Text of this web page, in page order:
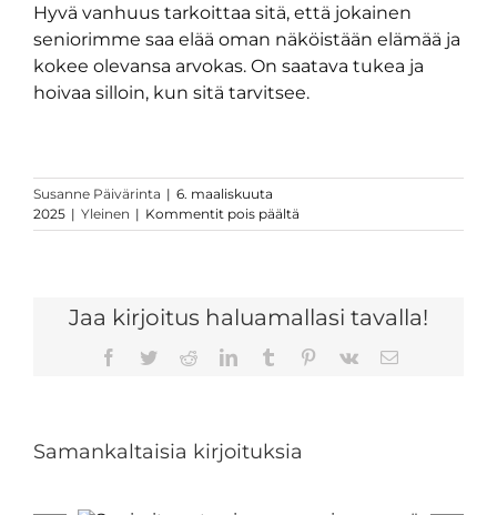
Hyvä vanhuus tarkoittaa sitä, että jokainen
seniorimme saa elää oman näköistään elämää ja
kokee olevansa arvokas. On saatava tukea ja
hoivaa silloin, kun sitä tarvitsee.
Susanne Päivärinta | 6. maaliskuuta
2025 | Yleinen | Kommentit pois päältä
Vaalipelottelua
Jaa kirjoitus haluamallasi tavalla!
Facebook
TwitterRedditLinkedInTumblr Pinterest
Vk Sähköposti
Samankaltaisia kirjoituksia